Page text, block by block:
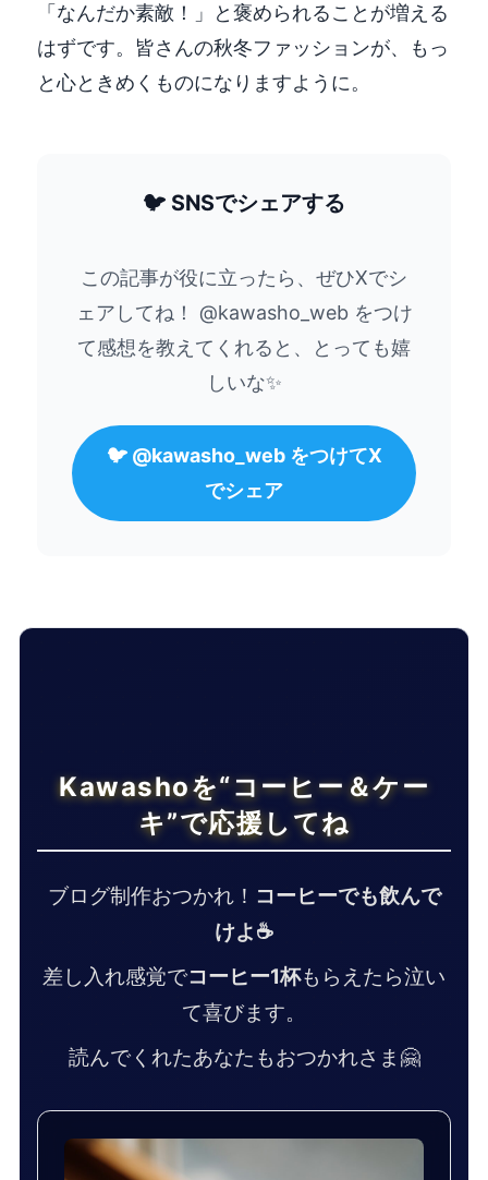
「なんだか素敵！」と褒められることが増える
はずです。皆さんの秋冬ファッションが、もっ
と心ときめくものになりますように。
🐦 SNSでシェアする
この記事が役に立ったら、ぜひXでシ
ェアしてね！ @kawasho_web をつけ
て感想を教えてくれると、とっても嬉
しいな✨
🐦 @kawasho_web をつけてX
でシェア
Kawashoを“コーヒー＆ケー
キ”で応援してね
ブログ制作おつかれ！ コーヒーでも飲んで
けよ☕
差し入れ感覚でコーヒー1杯もらえたら泣い
て喜びます。
読んでくれたあなたもおつかれさま🤗